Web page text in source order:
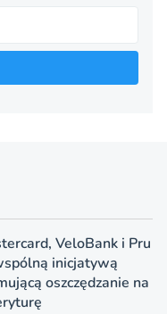
VeloBank i Pru
inicjatywą
oszczędzanie na